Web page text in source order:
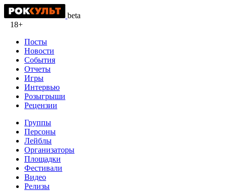
beta
18+
Посты
Новости
События
Отчеты
Игры
Интервью
Розыгрыши
Рецензии
Группы
Персоны
Лейблы
Организаторы
Площадки
Фестивали
Видео
Релизы